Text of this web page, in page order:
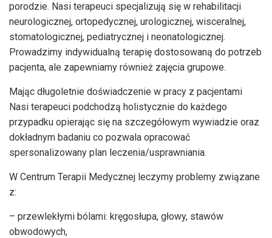
porodzie. Nasi terapeuci specjalizują się w rehabilitacji
neurologicznej, ortopedycznej, urologicznej, wisceralnej,
stomatologicznej, pediatrycznej i neonatologicznej.
Prowadzimy indywidualną terapię dostosowaną do potrzeb
pacjenta, ale zapewniamy również zajęcia grupowe.
Mając długoletnie doświadczenie w pracy z pacjentami
Nasi terapeuci podchodzą holistycznie do każdego
przypadku opierając się na szczegółowym wywiadzie oraz
dokładnym badaniu co pozwala opracować
spersonalizowany plan leczenia/usprawniania.
W Centrum Terapii Medycznej leczymy problemy związane
z:
– przewlekłymi bólami: kręgosłupa, głowy, stawów
obwodowych,